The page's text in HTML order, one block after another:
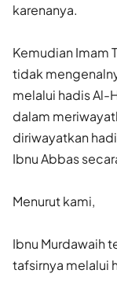
karenanya.
Kemudian Imam
tidak
melalui hadis Al-
dalam
diriwayatkan
Ibnu Abbas
Menurut kami,
Ibnu Murdawaih
tafsirnya melalui